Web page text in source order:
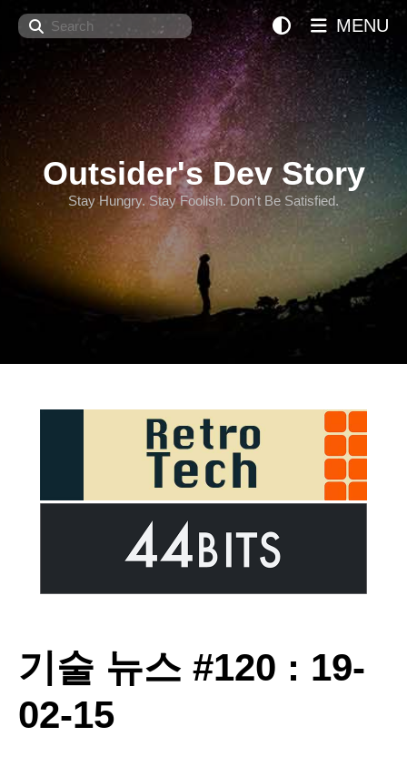
Search
Outsider's Dev Story
Stay Hungry. Stay Foolish. Don't Be Satisfied.
MENU
기술 뉴스 #120 : 19-
02-15